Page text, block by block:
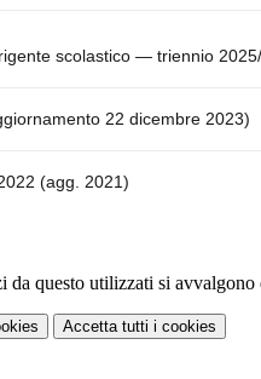
scolastico — triennio
22 dicembre 2023)
(agg. 2021)
da questo utilizzati si
Accetta tutti i cookies